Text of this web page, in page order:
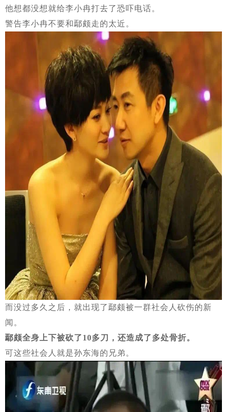
他想都没想就给李小冉打去了恐吓电话。
警告李小冉不要和鄢颇走的太近。
而没过多久之后，就出现了鄢颇被一群社会人砍伤的新
闻。
鄢颇全身上下被砍了10多刀，还造成了多处骨折。
可这些社会人就是孙东海的兄弟。